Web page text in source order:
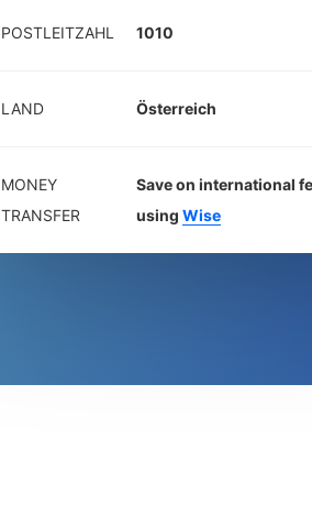
POSTLEITZAHL 1010
LAND Österreich
MONEY
TRANSFER
Save on international
using Wise